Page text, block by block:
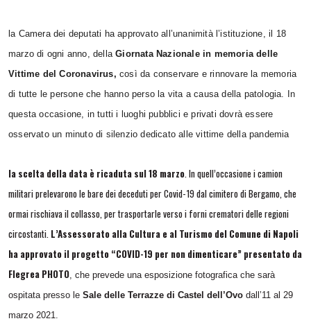
la Camera dei deputati ha approvato all’unanimità l’istituzione, il 18
marzo di ogni anno, dellaGiornata Nazionale in memoria delle
Vittime del Coronavirus, così da conservare e rinnovare la memoria
di tutte le persone che hanno perso la vita a causa della patologia. In
questa occasione, in tutti i luoghi pubblici e privati dovrà essere
osservato un minuto di silenzio dedicato alle vittime della pandemia
la scelta della data è ricaduta sul 18 marzo. In quell’occasione i camion
militari prelevarono le bare dei deceduti perCovid-19dal cimitero diBergamo, che
ormai rischiava il collasso, per trasportarle verso i forni crematori delle regioni
circostanti. L’Assessorato alla Cultura e al Turismo del Comune di Napoli
ha approvato il progetto “COVID-19 per non dimenticare” presentato da
Flegrea PHOTO, che prevede una esposizione fotografica che sarà
ospitata presso le Sale delle Terrazze di Castel dell’Ovo dall’11 al 29
marzo 2021.